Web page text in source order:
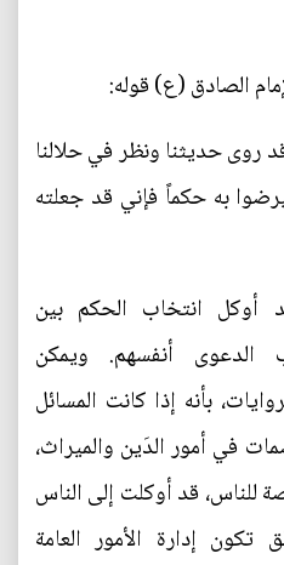
روى حديثنا ونظر في حلالنا
به حكماً فإني قد جعلته
أوكل انتخاب الحكم بين
الدعوى أنفسهم. ويمكن
بأنه إذا كانت المسائل
في أمور الدَين والميراث،
للناس، قد أوكلت إلى الناس
إدارة الأمور العامة